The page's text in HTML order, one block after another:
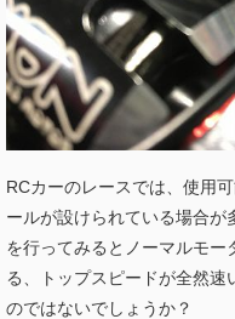
RCカーのレースでは、使用
ールが設けられている場合が
を行ってみるとノーマルモー
る、トップスピードが全然速
のではないでしょうか？